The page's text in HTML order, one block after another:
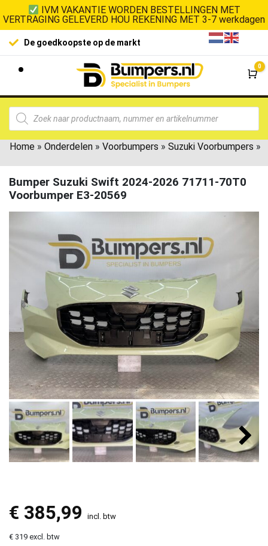
IVM VAKANTIE WORDEN BESTELLINGEN MET
VERTRAGING GELEVERD HOU REKENING MET 3-7 werkdagen
De goedkoopste op de markt
0
Home » Onderdelen » Voorbumpers » Suzuki Voorbumpers »
Bumper Suzuki Swift 2024-2026 71711-70T0
Voorbumper E3-20569
€ 385,99 incl. btw
€ 319 excl. btw